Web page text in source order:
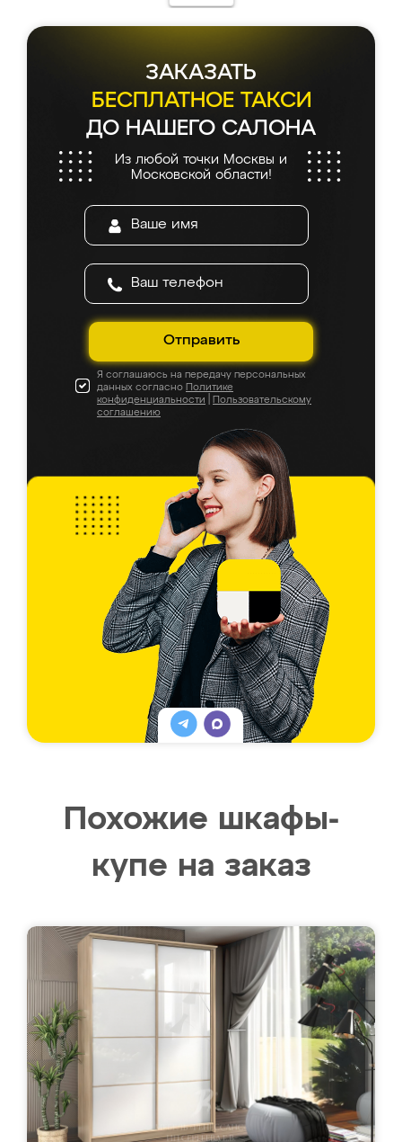
ЗАКАЗАТЬ
БЕСПЛАТНОЕ ТАКСИ
ДО НАШЕГО САЛОНА
Из любой точки Москвы и
Московской области!
Отправить
Я соглашаюсь на передачу персональных
данных согласно Политике
конфиденциальности
Пользовательскому
соглашению
Похожие шкафы-
купе на заказ